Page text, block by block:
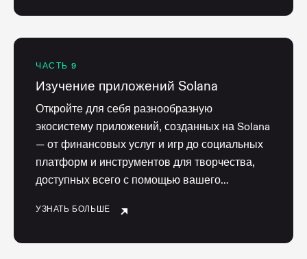
ЧАСТЬ 9
Изучение приложений Solana
Откройте для себя разнообразную
экосистему приложений, созданных на Solana
— от финансовых услуг и игр до социальных
платформ и инструментов для творчества,
доступных всего с помощью вашего
УЗНАТЬ БОЛЬШЕ